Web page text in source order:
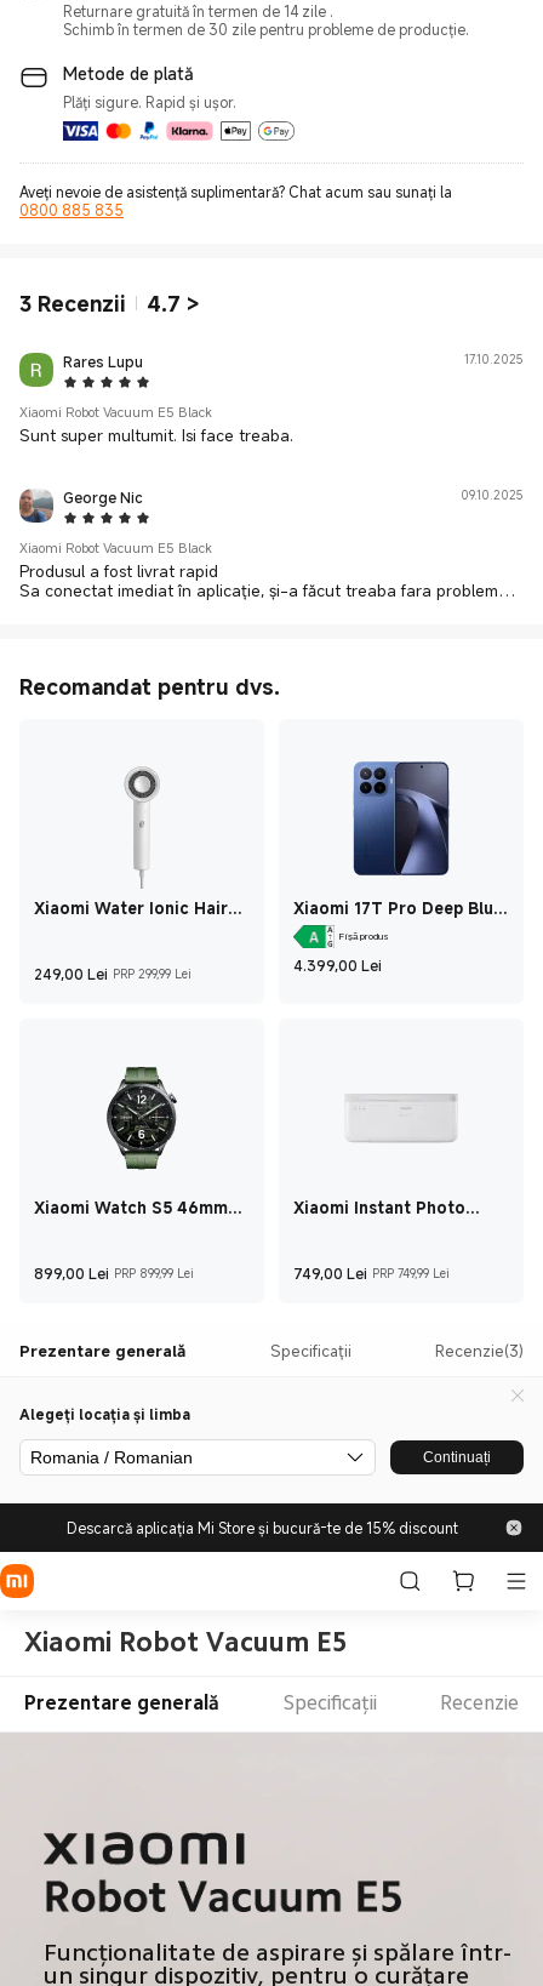
Returnare gratuită în termen de 14 zile .
Schimb în termen de 30 zile pentru probleme de producție.
Metode de plată
Plăți sigure. Rapid și ușor.
Aveți nevoie de asistență suplimentară? Chat acum sau sunați la
0800 885 835
3 Recenzii 4.7 >
Rares Lupu
5 Star
17.10.2025
Xiaomi Robot Vacuum E5 Black
Sunt super multumit. Isi face treaba.
George Nic
5 Star
09.10.2025
Xiaomi Robot Vacuum E5 Black
Produsul a fost livrat rapid
Sa conectat imediat în aplicație, și-a făcut treaba fara probleme.
Recomandat pentru dvs.
Xiaomi Water Ionic Hair
249,00 Lei Current Price Lei249
PRP 299,99 Lei Preț de comercializare 299,99 Lei
Xiaomi 17T Pro Deep Blue
12GB+512GB
Fișă produs
4.399,00 Lei
Xiaomi Watch S5 46mm
899,00 Lei Current Price Lei899
PRP 899,99 Lei Preț de comercializare 899,99 Lei
Xiaomi Instant Photo
749,00 Lei Current Price
PRP 749,99 Lei
Prezentare generală Specificații Recenzie(3)